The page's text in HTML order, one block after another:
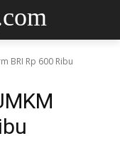
BRI Rp 600 Ribu